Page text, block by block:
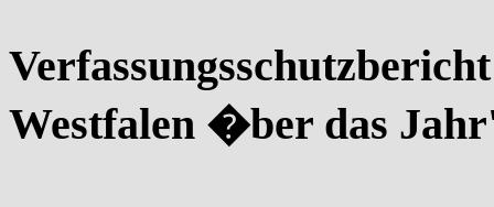
Westfalen �ber das